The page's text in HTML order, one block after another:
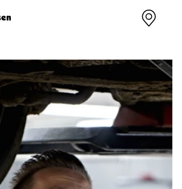
Se alle
bilmærker
Polestar
Se alle
Polestar
Dacia
Se alle Dacia
Renault
Elbil
Se alle
Alle artikler
Volvo
Renault
Dacia
Polestar
Kategorier
Bilnyt
Biltest
Alt om
elbiler
Alle bilmærker
Dacia service
Renault
Volvo service
End of Life
Polestar
Alle
Aircondition